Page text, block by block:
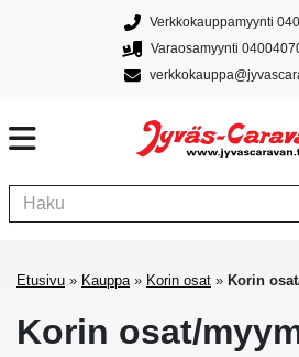
Verkkokauppamyynti
Varaosamyynti
Etusivu » Kauppa» Korin osat » Korin
Korin osat/